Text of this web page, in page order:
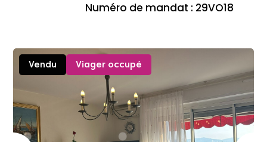
Numéro de mandat : 29VO18
Vendu Viager occupé